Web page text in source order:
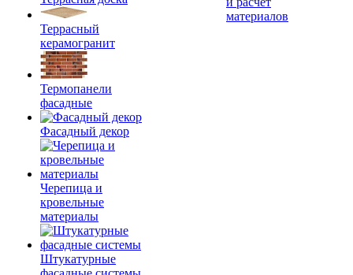
Террасный
керамогранит
Термопанели
фасадные
Фасадный декор
Черепица и
кровельные
материалы
Штукатурные
материалов